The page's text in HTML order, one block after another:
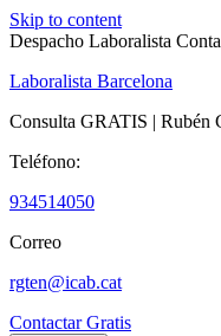
Skip to content
Despacho Laboralista
Laboralista Barcelona
Consulta GRATIS | Rubén
Teléfono:
934514050
Correo
rgten@icab.cat
Contactar Gratis